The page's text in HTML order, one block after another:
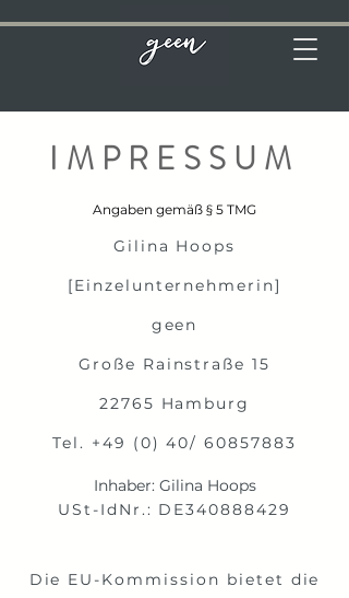
IMPRESSUM
Angaben gemäß § 5 TMG
Gilina Hoops
[Einzelunternehmerin]
geen
Große Rainstraße 15
22765 Hamburg
Tel. +49 (0) 40/60857883
Inhaber: Gilina Hoops
USt-IdNr.: DE340888429
Die EU-Kommission bietet die